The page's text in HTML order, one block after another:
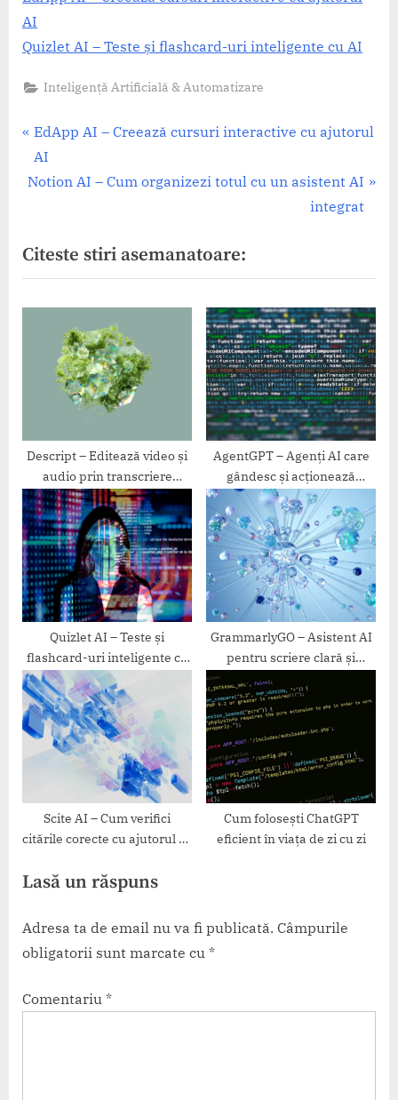
AI
Quizlet AI – Teste și flashcard-uri inteligente cu AI
Inteligență Artificială & Automatizare
Navigare
în
P
r
e
o
u
s
EdApp AI – Creează cursuri interactive cu ajutorul
AI
N
t
P
o
Notion AI – Cum organizezi totul cu un asistent AI
integrat
Citeste stiri asemanatoare:
Descript – Editează video și
audio prin transcriere
automată
AgentGPT – Agenți AI care
gândesc și acționează
singuri
Quizlet AI – Teste și
flashcard-uri inteligente cu
AI
GrammarlyGO – Asistent AI
pentru scriere clară și
rapidă
Scite AI – Cum verifici
citările corecte cu ajutorul AI
Cum folosești ChatGPT
eficient în viața de zi cu zi
Lasă un răspuns
Adresa ta de email nu va fi publicată. Câmpurile
obligatorii sunt marcate cu *
Comentariu *